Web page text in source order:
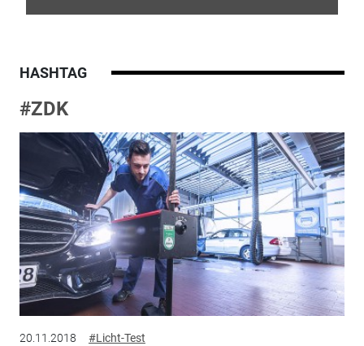
HASHTAG
#ZDK
20.11.2018 #Licht-Test